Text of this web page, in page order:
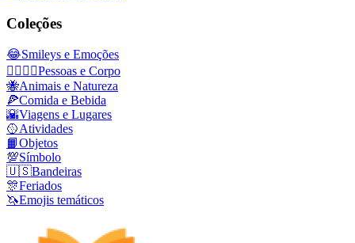
Coleções
😂Smileys e Emoções
👩‍❤️‍💋‍👨Pessoas e Corpo
🐝Animais e Natureza
🍕Comida e Bebida
🌇Viagens e Lugares
🥎Atividades
📙Objetos
💯Símbolo
🇺🇸Bandeiras
🎊Feriados
🦄Emojis temáticos